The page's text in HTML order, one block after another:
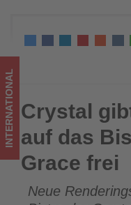
Crystal
Grace
frei
-
Wissen,
was
Crystal gibt ersten Blick
frei
INTERNATIONAL Crystal
auf das
Grace frei
Neue